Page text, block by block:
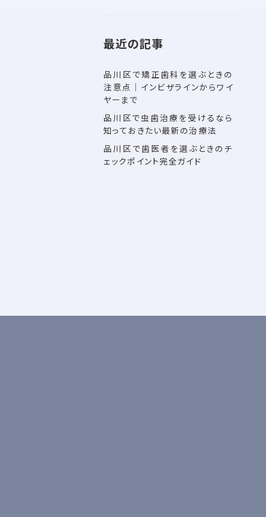
最近の記事
品川区で矯正歯科を選ぶときの
注意点｜インビザラインからワイ
ヤーまで
品川区で虫歯治療を受けるなら
知っておきたい最新の治療法
品川区で歯医者を選ぶときのチ
ェックポイント完全ガイド